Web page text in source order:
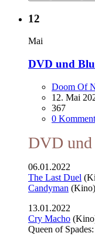
12
Mai
DVD und
Doom Of
12. Mai
367
0
DVD
06.01.2022
The Last Duel
Candyman (Kino)
13.01.2022
Cry Macho
Queen of